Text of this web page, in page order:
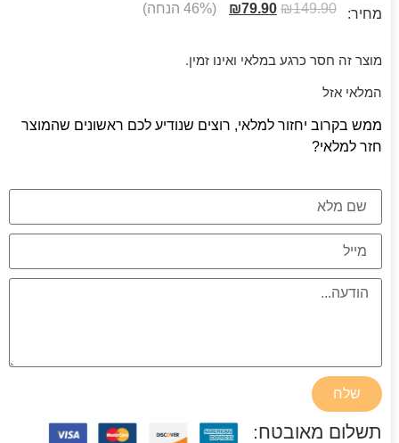
מחיר: ₪149.90
₪79.90 (46% הנחה)
מוצר זה חסר כרגע במלאי ואינו זמין.
המלאי אזל
ממש בקרוב יחזור למלאי, רוצים שנודיע לכם ראשונים שהמוצר
חזר למלאי?
שלח
תשלום מאובטח: